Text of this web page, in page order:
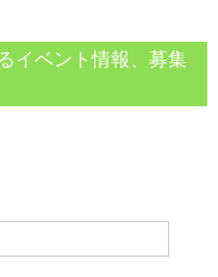
イベント情報、募集